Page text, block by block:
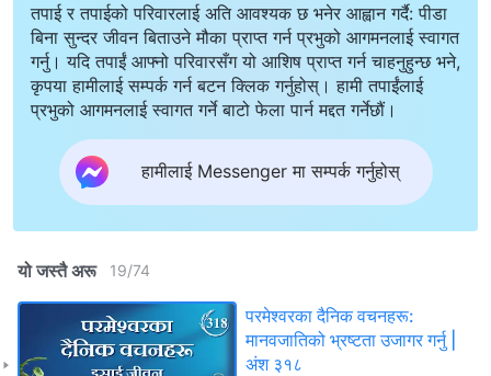
तपाई र तपाईको परिवारलाई अति आवश्यक छ भनेर आह्वान गर्दै: पीडा
बिना सुन्दर जीवन बिताउने मौका प्राप्त गर्न प्रभुको आगमनलाई स्वागत
गर्नु। यदि तपाईं आफ्नो परिवारसँग यो आशिष प्राप्त गर्न चाहनुहुन्छ भने,
कृपया हामीलाई सम्पर्क गर्न बटन क्लिक गर्नुहोस्। हामी तपाईंलाई
प्रभुको आगमनलाई स्वागत गर्ने बाटो फेला पार्न मद्दत गर्नेछौं।
हामीलाई Messenger मा सम्पर्क गर्नुहोस्
यो जस्तै अरू 19/74
परमेश्‍वरका दैनिक वचनहरू:
मानवजातिको भ्रष्टता उजागर गर्नु |
अंश ३१८